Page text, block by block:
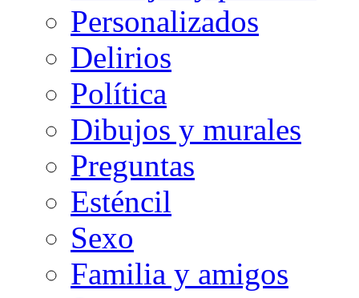
Personalizados
Delirios
Política
Dibujos y murales
Preguntas
Esténcil
Sexo
Familia y amigos